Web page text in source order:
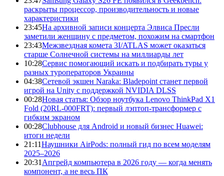
раскрыты процессор, производительность и новые
характеристики
23:45На архивной записи концерта Элвиса Пресли
заметили женщину с предметом, похожим на смартфон
23:43Межзвездная комета 3I/ATLAS может оказаться
старше Солнечной системы на миллиарды лет
10:28Сервис помогающий искать и подбирать туры у
разных туроператоров Украины
04:38Сетевой экшен Naraka: Bladepoint станет первой
игрой на Unity с поддержкой NVIDIA DLSS
00:28Новая статья: Обзор ноутбука Lenovo ThinkPad X1
Fold (20RL-000FRT): первый лэптоп-трансформер с
гибким экраном
00:28Clubhouse для Android и новый бизнес Huawei:
итоги недели
21:11Наушники AirPods: полный гид по всем моделям
2025–2026
20:31 Апгрейд компьютера в 2026 году — когда менять
компонент, а не весь ПК